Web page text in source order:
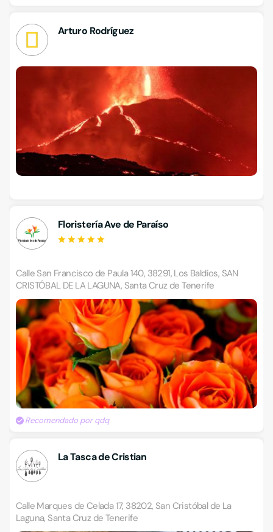
Arturo Rodríguez
Floristería Ave de Paraíso
Calle San Francisco de Paula 140, 38291, Los Baldios, SAN
CRISTÓBAL DE LA LAGUNA, Santa Cruz de Tenerife
Recomendado por qdq
La Tasca de Cristian
Calle Marques de Celada 17, 38202, San Cristóbal de La
Laguna, Santa Cruz de Tenerife